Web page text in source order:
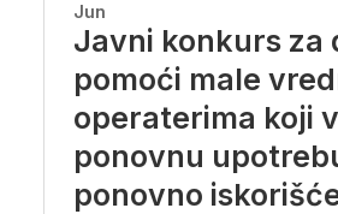
Jun
Javni konkurs za
pomoći male
operaterima koji
ponovnu
ponovno